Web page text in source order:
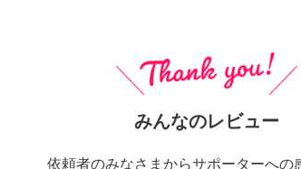
みんなのレビュー
依頼者のみなさまからサポーターへの